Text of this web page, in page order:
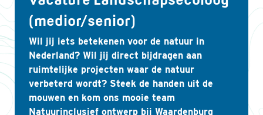
(medior/senior)
Wil jij iets betekenen voor de natuur in
Nederland? Wil jij direct bijdragen aan
ruimtelijke projecten waar de natuur
verbeterd wordt? Steek de handen uit de
mouwen en kom ons mooie team
Natuurinclusief ontwerp bij Waardenburg